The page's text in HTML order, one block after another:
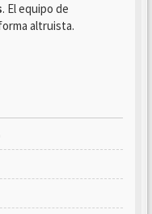
. El equipo de
altruista.